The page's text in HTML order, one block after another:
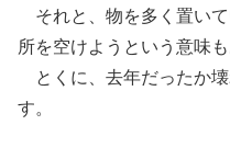
それと、物を多く置い
所を空けようという意味も
とくに、去年だったか壊
す。